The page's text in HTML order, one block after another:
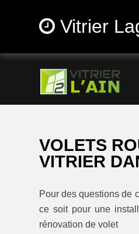
Vitrier
VOLETS
VITRIER
Pour des questions de
ce soit pour une
rénovation de volet